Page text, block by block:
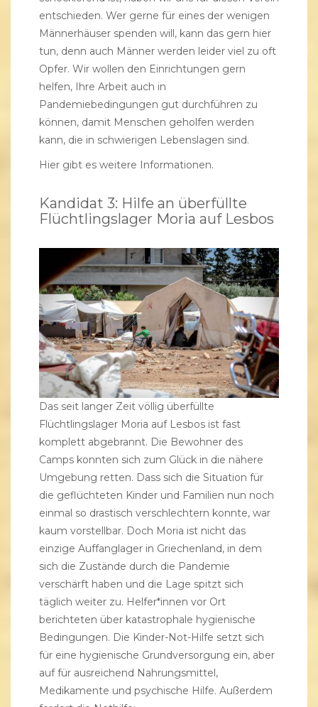
entschieden. Wer gerne für eines der wenigen
Männerhäuser spenden will, kann das gern hier
tun, denn auch Männer werden leider viel zu oft
Opfer. Wir wollen den Einrichtungen gern
helfen, Ihre Arbeit auch in
Pandemiebedingungen gut durchführen zu
können, damit Menschen geholfen werden
kann, die in schwierigen Lebenslagen sind.
Hier gibt es weitere Informationen.
Kandidat 3: Hilfe an überfüllte
Flüchtlingslager Moria auf Lesbos
Das seit langer Zeit völlig überfüllte
Flüchtlingslager Moria auf Lesbos ist fast
komplett abgebrannt. Die Bewohner des
Camps konnten sich zum Glück in die nähere
Umgebung retten. Dass sich die Situation für
die geflüchteten Kinder und Familien nun noch
einmal so drastisch verschlechtern konnte, war
kaum vorstellbar. Doch Moria ist nicht das
einzige Auffanglager in Griechenland, in dem
sich die Zustände durch die Pandemie
verschärft haben und die Lage spitzt sich
täglich weiter zu. Helfer*innen vor Ort
berichteten über katastrophale hygienische
Bedingungen. Die Kinder-Not-Hilfe setzt sich
für eine hygienische Grundversorgung ein, aber
auf für ausreichend Nahrungsmittel,
Medikamente und psychische Hilfe. Außerdem